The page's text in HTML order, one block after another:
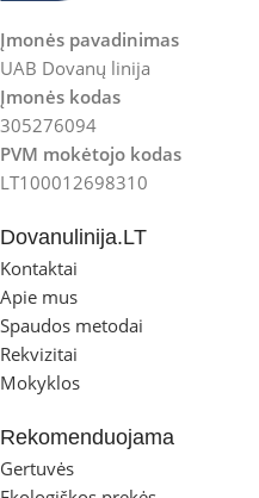
Įmonės pavadinimas
UAB Dovanų linija
Įmonės kodas
305276094
PVM mokėtojo kodas
LT100012698310
Dovanulinija.LT
Kontaktai
Apie mus
Spaudos metodai
Rekvizitai
Mokyklos
Rekomenduojama
Gertuvės